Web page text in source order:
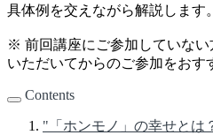
具体例を交えながら解説します。
※ 前回講座にご参加していな
いただいてからのご参加をおす
Contents
"「ホンモノ」の幸せとは